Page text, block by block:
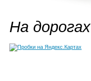
На дорогах